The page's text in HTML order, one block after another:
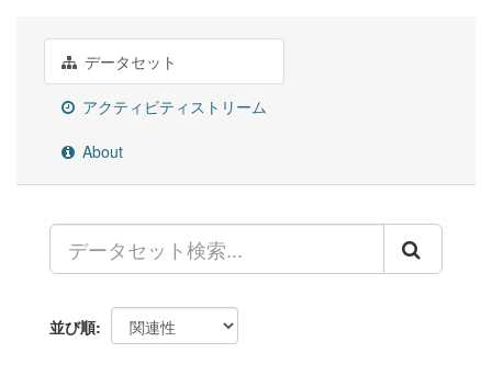
データセット
アクティビティストリーム
About
並び順